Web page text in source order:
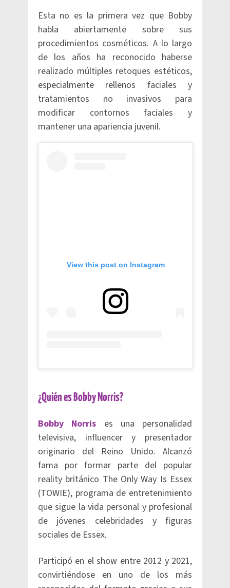
Esta no es la primera vez que Bobby
habla abiertamente sobre sus
procedimientos cosméticos. A lo largo
de los años ha reconocido haberse
realizado múltiples retoques estéticos,
especialmente rellenos faciales y
tratamientos no invasivos para
modificar contornos faciales y
mantener una apariencia juvenil.
View this post on Instagram
¿Quién es Bobby Norris?
Bobby Norris es una personalidad
televisiva, influencer y presentador
originario del Reino Unido. Alcanzó
fama por formar parte del popular
reality británico The Only Way Is Essex
(TOWIE), programa de entretenimiento
que sigue la vida personal y profesional
de jóvenes celebridades y figuras
sociales de Essex.
Participó en el show entre 2012 y 2021,
convirtiéndose en uno de los más